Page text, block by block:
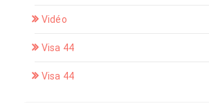
Vidéo
Visa 44
Visa 44